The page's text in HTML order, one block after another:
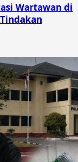
Wartawan di